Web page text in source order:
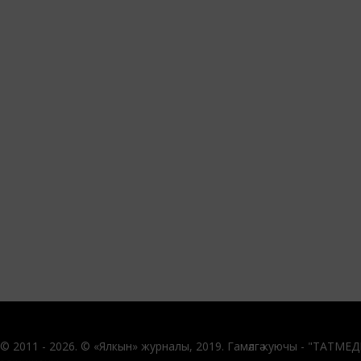
© 2011 - 2026. © «Ялкын» журналы, 2019. Гамәлгә куючы -